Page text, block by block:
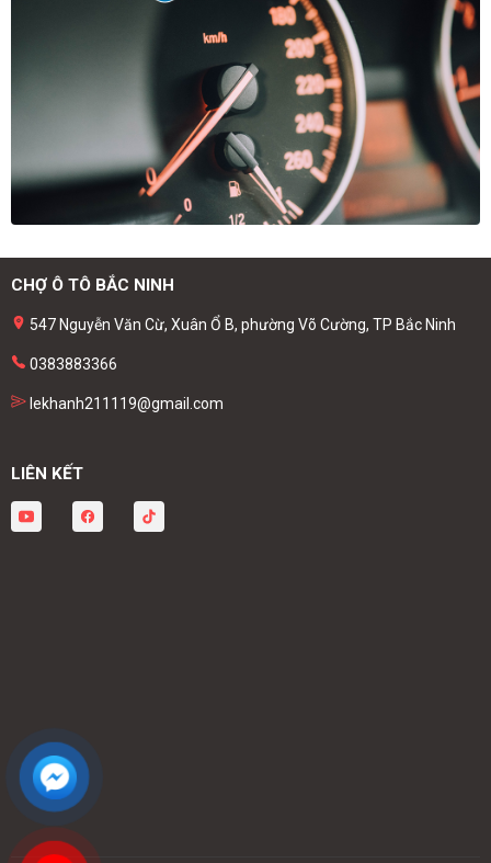
CHỢ Ô TÔ BẮC NINH
547 Nguyễn Văn Cừ, Xuân Ổ B, phường Võ Cường, TP Bắc Ninh
0383883366
lekhanh211119@gmail.com
LIÊN KẾT